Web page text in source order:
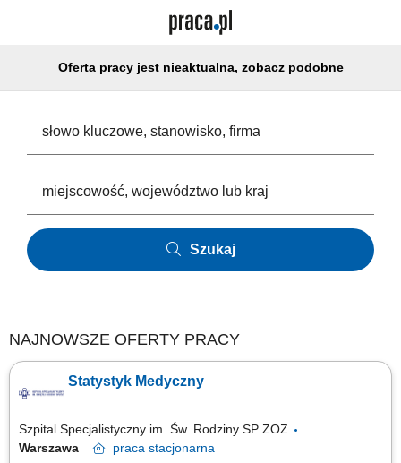
Oferta pracy jest nieaktualna, zobacz podobne
Szukaj
NAJNOWSZE OFERTY PRACY
Statystyk Medyczny
Szpital Specjalistyczny im. Św. Rodziny SP ZOZ
Warszawa
praca stacjonarna